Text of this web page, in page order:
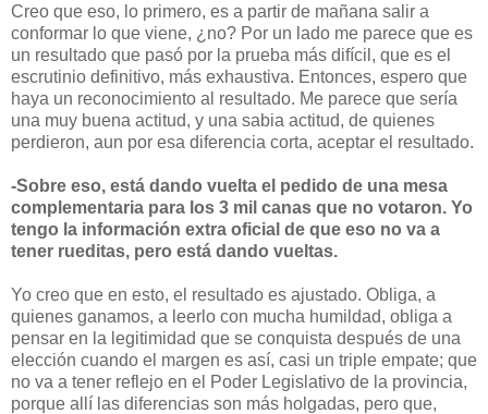
Creo que eso, lo primero, es a partir de mañana salir a
conformar lo que viene, ¿no? Por un lado me parece que es
un resultado que pasó por la prueba más difícil, que es el
escrutinio definitivo, más exhaustiva. Entonces, espero que
haya un reconocimiento al resultado. Me parece que sería
una muy buena actitud, y una sabia actitud, de quienes
perdieron, aun por esa diferencia corta, aceptar el resultado.
-Sobre eso, está dando vuelta el pedido de una mesa
complementaria para los 3 mil canas que no votaron. Yo
tengo la información extra oficial de que eso no va a
tener rueditas, pero está dando vueltas.
Yo creo que en esto, el resultado es ajustado. Obliga, a
quienes ganamos, a leerlo con mucha humildad, obliga a
pensar en la legitimidad que se conquista después de una
elección cuando el margen es así, casi un triple empate; que
no va a tener reflejo en el Poder Legislativo de la provincia,
porque allí las diferencias son más holgadas, pero que,